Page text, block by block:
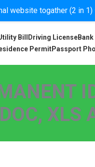
website togather (2 in
Bill Driving License
PermitPassport
XLS